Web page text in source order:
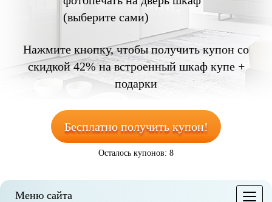
(выберите сами)
Нажмите кнопку, чтобы получитькупон со
скидкой 42%на встроенный шкаф купе +
подарки
Бесплатно получить купон!
Осталось купонов: 8
Меню сайта